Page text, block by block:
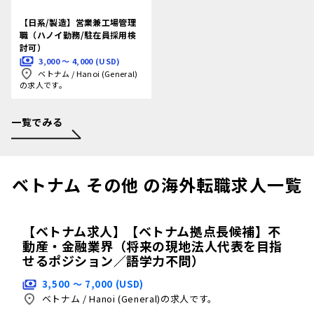
【日系/製造】営業兼工場管理
職（ハノイ勤務/駐在員採用検
討可）
3,000 〜 4,000 (USD)
ベトナム /Hanoi (General)
の求人です。
一覧でみる
ベトナム その他 の海外転職求人一覧
【ベトナム求人】【ベトナム拠点長候補】不
動産・金融業界（将来の現地法人代表を目指
せるポジション／語学力不問）
3,500 〜 7,000 (USD)
ベトナム /Hanoi (General)の求人です。